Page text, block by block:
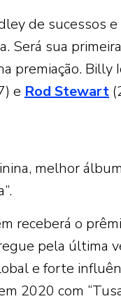
de sucessos
Será sua
premiação. Billy
e Rod Stewart
melhor
receberá o
pela última
e forte
2020 com